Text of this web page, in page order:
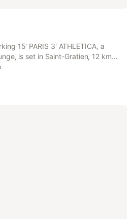
15' PARIS 3' ATHLETICA, a
is set in Saint-Gratien, 12 km
from Pigalle Metro Station, as well